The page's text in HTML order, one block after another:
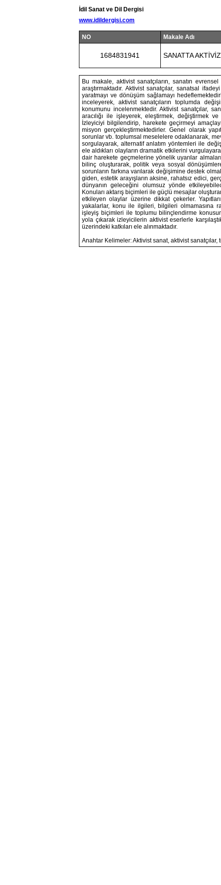
İdil Sanat ve Dil Dergisi
www.idildergisi.com
NO Makale Adı
1684831941 SANATTA
Bu makale, aktivist sanatçıların, sanatın
araştırmaktadır. Aktivist sanatçılar, sanatsal
yaratmayı ve dönüşüm sağlamayı
inceleyerek, aktivist sanatçıların toplumda
konumunu incelenmektedir. Aktivist sanatçılar,
aracılığı ile işleyerek, eleştirmek, değiştirmek
İzleyiciyi bilgilendirip, harekete geçirmeyi
misyon gerçekleştirmektedirler. Genel olarak
sorunlar vb. toplumsal meselelere odaklanarak,
sorgulayarak, alternatif anlatım yöntemleri ile
ele aldıkları olayların dramatik etkilerini
dair harekete geçmelerine yönelik uyarılar
bilinç oluşturarak, politik veya sosyal
sorunların farkına varılarak değişimine destek
giden, estetik arayışların aksine, rahatsız edici,
dünyanın geleceğini olumsuz yönde
Konuları aktarış biçimleri ile güçlü mesajlar
etkileyen olaylar üzerine dikkat çekerler.
yakalarlar, konu ile ilgileri, bilgileri olmamasına
işleyiş biçimleri ile toplumu bilinçlendirme
yola çıkarak izleyicilerin aktivist eserlerle
üzerindeki katkıları ele alınmaktadır.
Anahtar Kelimeler: Aktivist sanat, aktivist sanatçılar,